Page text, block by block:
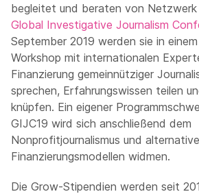
begleitet und beraten von Netzwerk
Global Investigative Journalism
September 2019 werden sie in
Workshop mit internationalen
Finanzierung gemeinnütziger
sprechen, Erfahrungswissen teilen
knüpfen. Ein eigener
GIJC19 wird sich anschließend dem
Nonprofitjournalismus und
Finanzierungsmodellen widmen.
Die Grow-Stipendien werden seit